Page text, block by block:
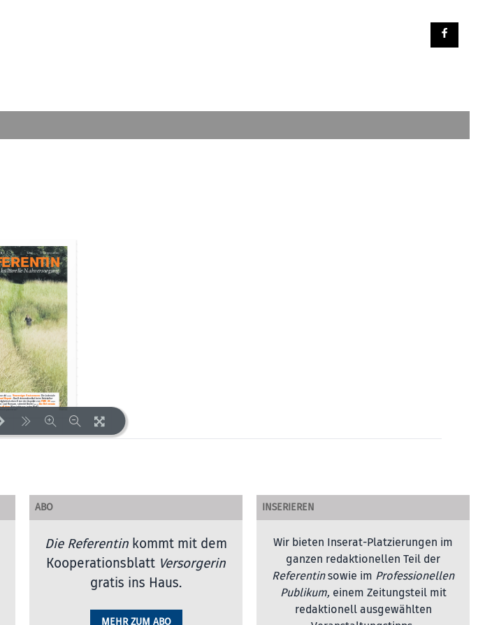
ABO
Die Referentin kommt mit dem
Kooperationsblatt Versorgerin
gratis ins Haus.
MEHR ZUM ABO
INSERIEREN
Wir bieten Inserat-Platzierungen im
ganzen redaktionellen Teil der
Referentinsowie im Professionellen
Publikum, einem Zeitungsteil mit
redaktionell ausgewählten